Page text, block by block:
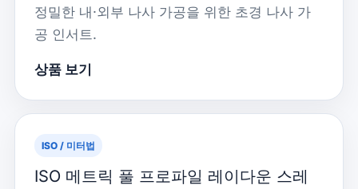
정밀한 내·외부 나사 가공을 위한 초경 나사 가
공 인서트.
상품 보기
ISO / 미터법
ISO 메트릭 풀 프로파일 레이다운 스레